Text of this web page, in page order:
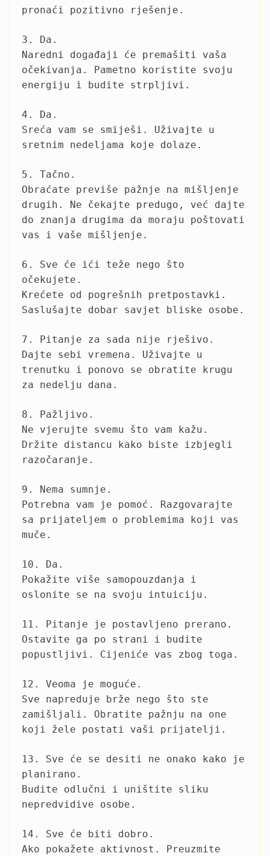
pronaći pozitivno rješenje.
3. Da.
Naredni događaji će premašiti vaša
očekivanja. Pametno koristite svoju
energiju i budite strpljivi.
4. Da.
Sreća vam se smiješi. Uživajte u
sretnim nedeljama koje dolaze.
5. Tačno.
Obraćate previše pažnje na mišljenje
drugih. Ne čekajte predugo, već dajte
do znanja drugima da moraju poštovati
vas i vaše mišljenje.
6. Sve će ići teže nego što
očekujete.
Krećete od pogrešnih pretpostavki.
Saslušajte dobar savjet bliske osobe.
7. Pitanje za sada nije rješivo.
Dajte sebi vremena. Uživajte u
trenutku i ponovo se obratite krugu
za nedelju dana.
8. Pažljivo.
Ne vjerujte svemu što vam kažu.
Držite distancu kako biste izbjegli
razočaranje.
9. Nema sumnje.
Potrebna vam je pomoć. Razgovarajte
sa prijateljem o problemima koji vas
muče.
10. Da.
Pokažite više samopouzdanja i
oslonite se na svoju intuiciju.
11. Pitanje je postavljeno prerano.
Ostavite ga po strani i budite
popustljivi. Cijeniće vas zbog toga.
12. Veoma je moguće.
Sve napreduje brže nego što ste
zamišljali. Obratite pažnju na one
koji žele postati vaši prijatelji.
13. Sve će se desiti ne onako kako je
planirano.
Budite odlučni i uništite sliku
nepredvidive osobe.
14. Sve će biti dobro.
Ako pokažete aktivnost. Preuzmite